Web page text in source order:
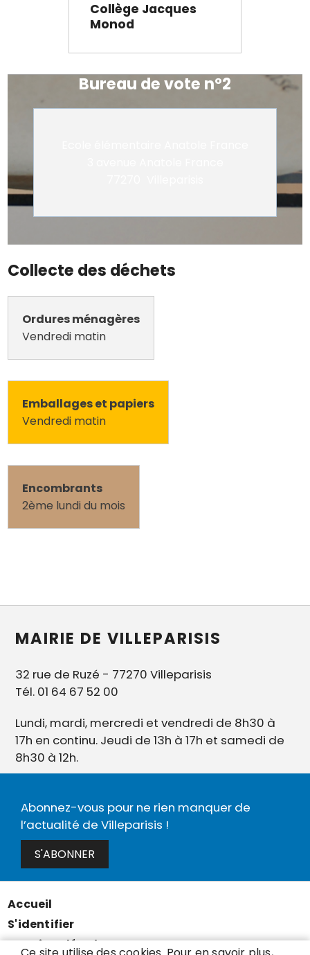
Collège Jacques
Monod
Bureau de vote n°2
Collecte des déchets
Ordures ménagères
Vendredi matin
Emballages et papiers
Vendredi matin
Encombrants
2ème lundi du mois
MAIRIE DE VILLEPARISIS
32 rue de Ruzé - 77270 Villeparisis
Tél. 01 64 67 52 00
Lundi, mardi, mercredi et vendredi de 8h30 à
17h en continu. Jeudi de 13h à 17h et samedi de
8h30 à 12h.
Abonnez-vous pour ne rien manquer de
l’actualité de Villeparisis !
S'ABONNER
Menu
Pied
Accueil
S'identifier
Mentions légales